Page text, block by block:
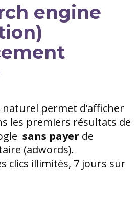
engine
permet d’afficher
les premiers résultats de
sans payer de
(adwords).
clics illimités, 7 jours sur